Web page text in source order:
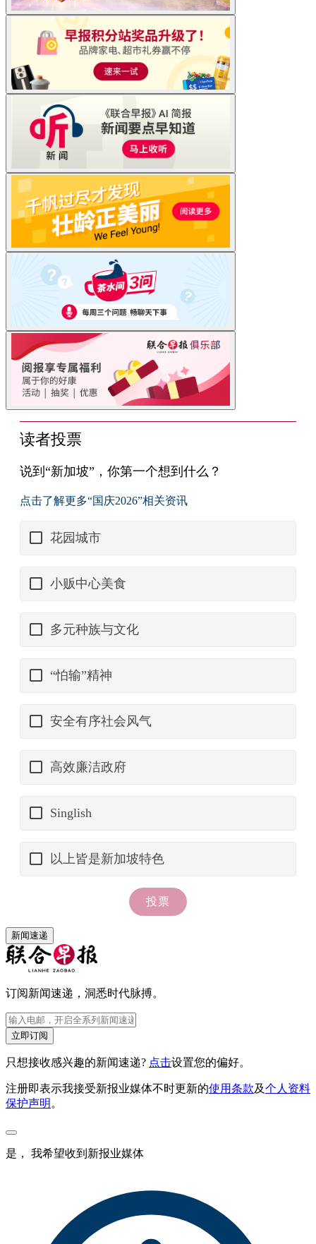
新闻速递
订阅新闻速递，洞悉时代脉搏。
立即订阅
只想接收感兴趣的新闻速递? 点击设置您的偏好。
注册即表示我接受新报业媒体不时更新的使用条款及个人资料
保护声明 。
是， 我希望收到新报业媒体